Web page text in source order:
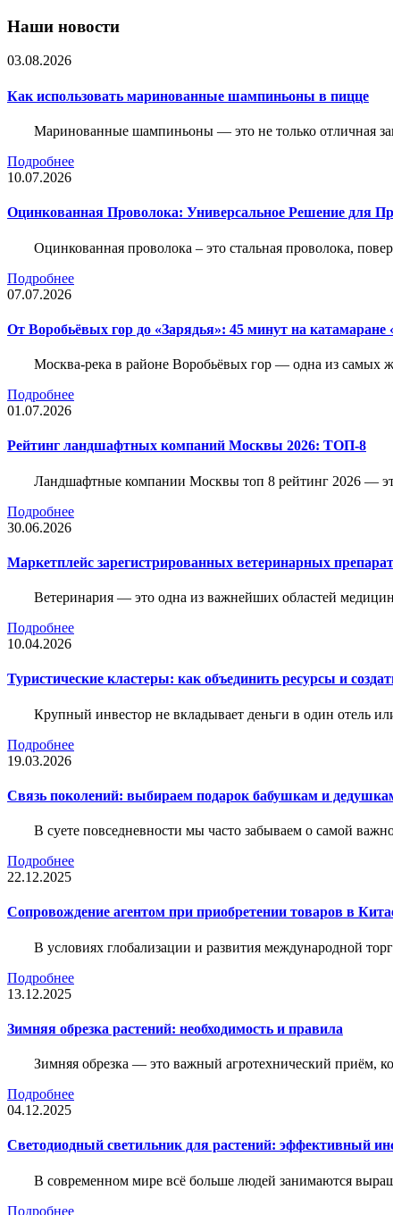
Наши новости
03.08.2026
Как использовать маринованные шампиньоны в пицце
Маринованные шампиньоны — это не только отличная
Подробнее
10.07.2026
Оцинкованная Проволока: Универсальное Решение для
Оцинкованная проволока – это стальная проволока,
Подробнее
07.07.2026
От Воробьёвых гор до «Зарядья»: 45 минут на
Москва-река в районе Воробьёвых гор — одна из самых
Подробнее
01.07.2026
Рейтинг ландшафтных компаний Москвы 2026: ТОП-8
Ландшафтные компании Москвы топ 8 рейтинг 2026 —
Подробнее
30.06.2026
Маркетплейс зарегистрированных ветеринарных
Ветеринария — это одна из важнейших областей
Подробнее
10.04.2026
Туристические кластеры: как объединить ресурсы и
Крупный инвестор не вкладывает деньги в один отель
Подробнее
19.03.2026
Связь поколений: выбираем подарок бабушкам и
В суете повседневности мы часто забываем о самой
Подробнее
22.12.2025
Сопровождение агентом при приобретении товаров в
В условиях глобализации и развития международной
Подробнее
13.12.2025
Зимняя обрезка растений: необходимость и правила
Зимняя обрезка — это важный агротехнический приём,
Подробнее
04.12.2025
Светодиодный светильник для растений: эффективный
В современном мире всё больше людей занимаются
Подробнее